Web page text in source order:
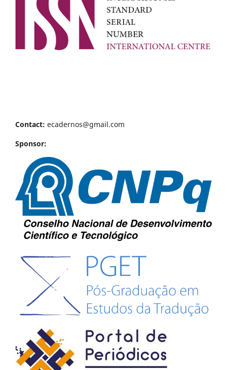
Contact: ecadernos@gmail.com
Sponsor: